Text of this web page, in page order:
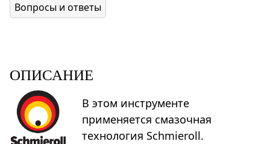
Вопросы и ответы
ОПИСАНИЕ
В этом инструменте
применяется смазочная
технология Schmieroll.